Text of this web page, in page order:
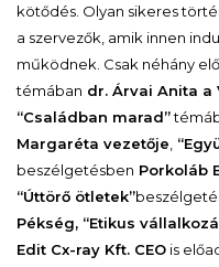
kötődés. Olyan sikeres
a szervezők, amik innen
működnek. Csak néhány
témában dr. Árvai Anita a
“Családban marad”
Margaréta vezetője
beszélgetésben Porkoláb
“Úttörő ötletek”
Pékség, “Etikus
Edit Cx-ray Kft. CEO is